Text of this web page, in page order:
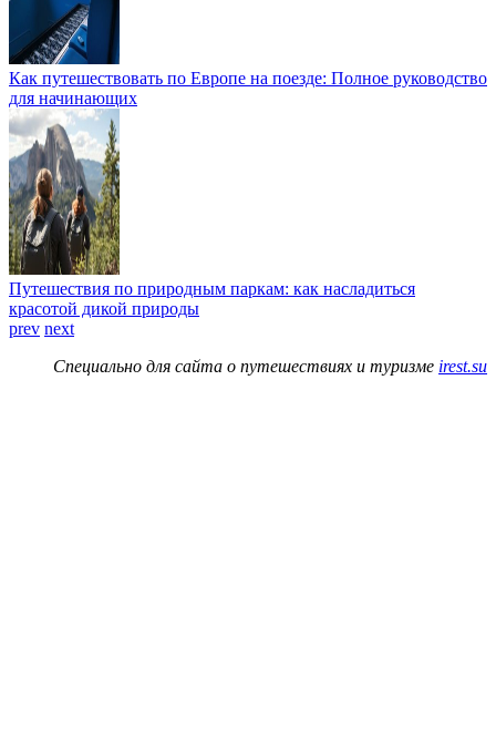
Как путешествовать по Европе на поезде: Полное руководство
для начинающих
Путешествия по природным паркам: как насладиться
красотой дикой природы
prev next
Специально для сайта о путешествиях и туризме irest.su